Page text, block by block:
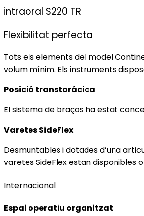
intraoral S220 TR
Flexibilitat perfecta
Tots els elements del model
volum mínim. Els instruments
Posició transtorácica
El sistema de braços ha estat
Varetes SideFlex
Desmuntables i dotades d’una
varetes SideFlex estan disponibles
Internacional
Espai operatiu organitzat